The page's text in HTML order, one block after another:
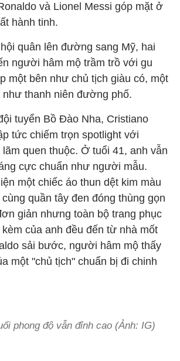
và Lionel Messi góp mặt ở
hành tinh.
quân lên đường sang Mỹ, hai
người hâm mộ trầm trồ với gu
một bên như chủ tịch giàu có, một
như thanh niên đường phố.
tuyển Bồ Đào Nha, Cristiano
tức chiếm trọn spotlight với
quen thuộc. Ở tuổi 41, anh vẫn
cực chuẩn như người mẫu.
một chiếc áo thun dệt kim màu
quần tây đen đóng thùng gọn
giản nhưng toàn bộ trang phục
của anh đều đến từ nhà mốt
sải bước, người hâm mộ thấy
một "chủ tịch" chuẩn bị đi chinh
phong độ vẫn đỉnh cao (Ảnh: IG)